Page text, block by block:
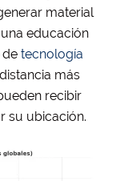
material
educación
de tecnología
más
recibir
su ubicación.